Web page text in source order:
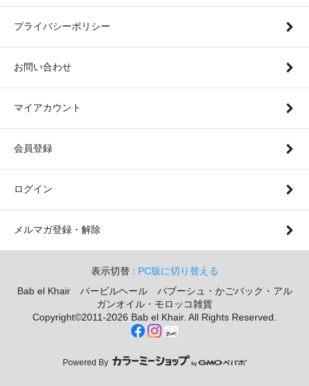
プライバシーポリシー
お問い合わせ
マイアカウント
会員登録
ログイン
メルマガ登録・解除
表示切替 : PC版に切り替える
Bab el Khair バービルヘール バブーシュ・かごバック・アル
ガンオイル・モロッコ雑貨
Copyright©2011-2026 Bab el Khair. All Rights Reserved.
Powered By